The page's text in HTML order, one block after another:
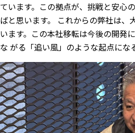
ています。この拠点が、挑戦と安心
ばと思います。 これからの弊社は、
います。この本社移転は今後の開発
な がる「追い風」のような起点にな